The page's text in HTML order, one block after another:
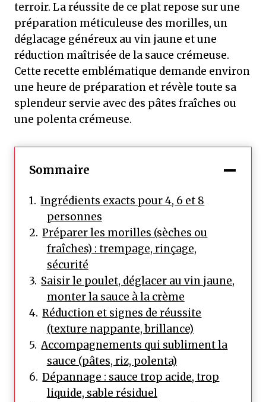
terroir. La réussite de ce plat repose sur une
préparation méticuleuse des morilles, un
déglacage généreux au vin jaune et une
réduction maîtrisée de la sauce crémeuse.
Cette recette emblématique demande environ
une heure de préparation et révèle toute sa
splendeur servie avec des pâtes fraîches ou
une polenta crémeuse.
Sommaire
Ingrédients exacts pour 4, 6 et 8
personnes
Préparer les morilles (sèches ou
fraîches) : trempage, rinçage,
sécurité
Saisir le poulet, déglacer au vin jaune,
monter la sauce à la crème
Réduction et signes de réussite
(texture nappante, brillance)
Accompagnements qui subliment la
sauce (pâtes, riz, polenta)
Dépannage : sauce trop acide, trop
liquide, sable résiduel